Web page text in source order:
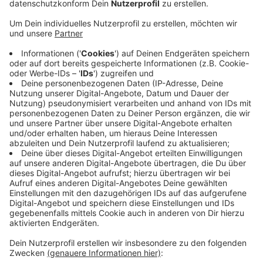
Veröffentlicht:Dienstag, 18.06.2024 14:58
Anzeige
Im Kreis Borken nur jeder Vierte
Anzeige
Bei uns im Kreis Borken waren es knapp 25 Prozent,
das ist eine der niedrigsten Quoten in Nordrhein-
Westfalen. Im Handwerk haben prozentual besonders
viele weibliche Azubis ihre Verträge vorzeitig
aufgelöst.
Anzeige